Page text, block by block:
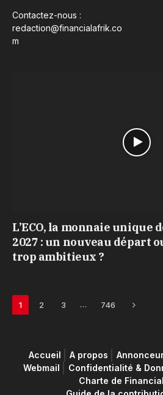
Contactez-nous :
redaction@financialafrik.co
m
L’ECO, la monnaie unique
2027 : un nouveau départ
trop ambitieux ?
1 2 3 … 746 Next
Accueil A propos
Webmail
Confidentialité &
Charte de